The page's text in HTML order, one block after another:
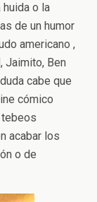
o la
de un humor
americano ,
Jaimito, Ben
cabe que
cómico
acabar los
o de